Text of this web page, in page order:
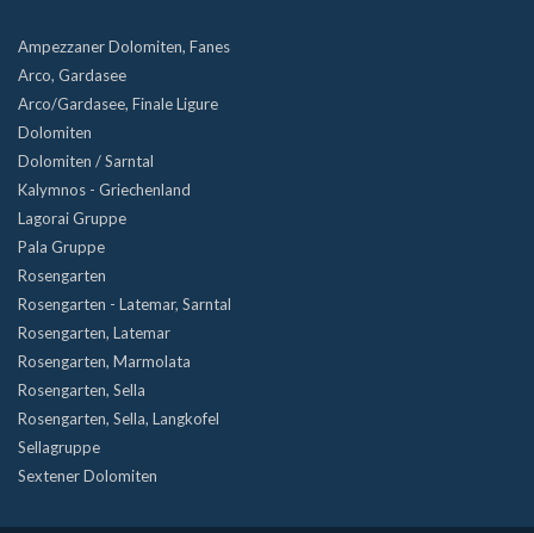
Ampezzaner Dolomiten, Fanes
Arco, Gardasee
Arco/Gardasee, Finale Ligure
Dolomiten
Dolomiten / Sarntal
Kalymnos - Griechenland
Lagorai Gruppe
Pala Gruppe
Rosengarten
Rosengarten - Latemar, Sarntal
Rosengarten, Latemar
Rosengarten, Marmolata
Rosengarten, Sella
Rosengarten, Sella, Langkofel
Sellagruppe
Sextener Dolomiten